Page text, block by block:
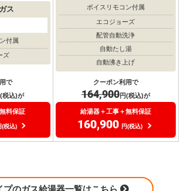
ス
付属
ズ
で
税込)が
料保証
(税込)
ボイスリモコン付属
エコジョーズ
配管自動洗浄
自動たし湯
自動沸き上げ
クーポン利用で
164,900円(税込)が
給湯器＋工事＋無料保証
160,900 円(税込)